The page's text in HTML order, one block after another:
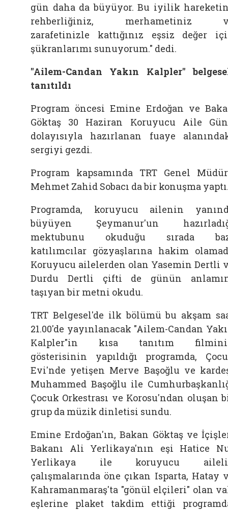
gün daha da büyüyor. Bu iyilik
rehberliğiniz, merhametiniz
zarafetinizle kattığınız eşsiz değer
şükranlarımı sunuyorum." dedi.
"Ailem-Candan Yakın Kalpler"
tanıtıldı
Program öncesi Emine Erdoğan ve
Göktaş 30 Haziran Koruyucu Aile
dolayısıyla hazırlanan fuaye
sergiyi gezdi.
Program kapsamında TRT Genel
Mehmet Zahid Sobacı da bir konuşma
Programda, koruyucu ailenin
büyüyen Şeymanur'un
mektubunu okuduğu sırada
katılımcılar gözyaşlarına hakim
Koruyucu ailelerden olan Yasemin Dertli
Durdu Dertli çifti de günün
taşıyan bir metni okudu.
TRT Belgesel'de ilk bölümü bu akşam
21.00'de yayınlanacak "Ailem-Candan
Kalpler"in kısa tanıtım
gösterisinin yapıldığı programda,
Evi'nde yetişen Merve Başoğlu ve
Muhammed Başoğlu ile
Çocuk Orkestrası ve Korosu'ndan oluşan
grup da müzik dinletisi sundu.
Emine Erdoğan'ın, Bakan Göktaş ve
Bakanı Ali Yerlikaya'nın eşi Hatice
Yerlikaya ile koruyucu
çalışmalarında öne çıkan Isparta, Hatay
Kahramanmaraş'ta "gönül elçileri" olan
eşlerine plaket takdim ettiği